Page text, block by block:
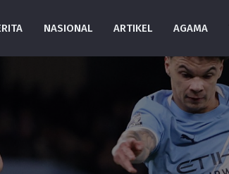
NASIONAL ARTIKEL AGAMA